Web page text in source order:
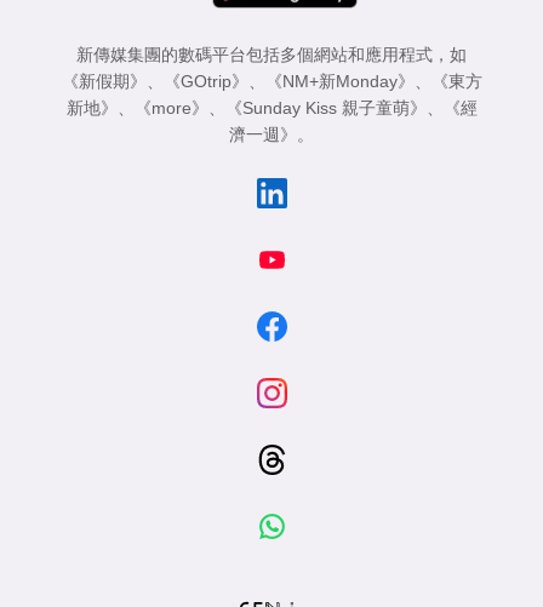
新傳媒集團的數碼平台包括多個網站和應用程式，如
《新假期》 、 《GOtrip》 、 《NM+新Monday》 、
《東方
新地》 、 《more》 、 《Sunday Kiss 親子童萌》 、
《經
濟一週》 。